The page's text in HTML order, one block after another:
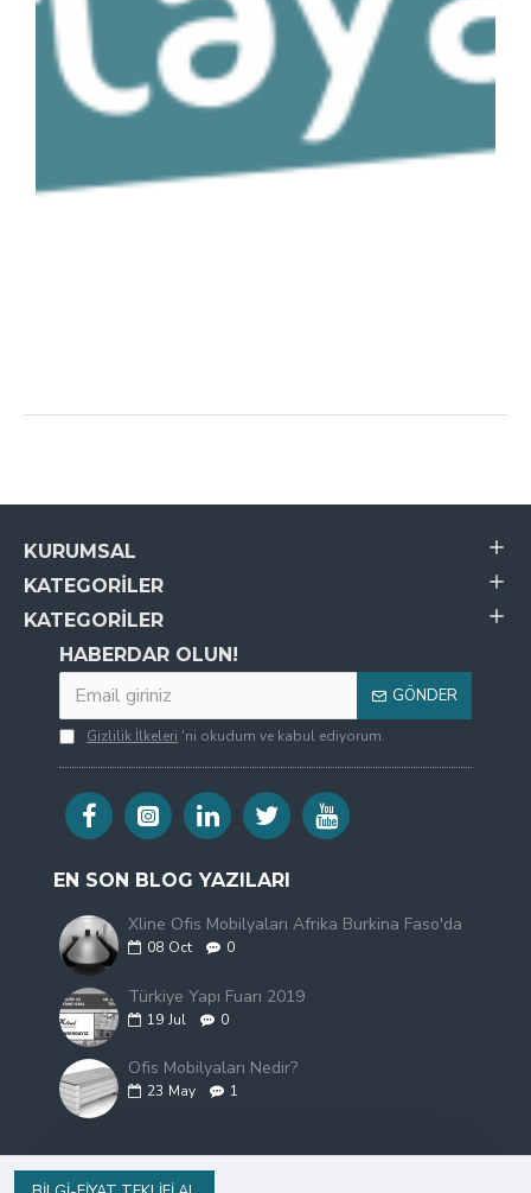
KURUMSAL
KATEGORILER
KATEGORILER
HABERDAR OLUN!
GÖNDER
Gizlilik İlkeleri 'ni okudum ve kabul ediyorum.
EN SON BLOG YAZILARI
Xline Ofis Mobilyaları Afrika Burkina Faso'da
08 Oct 0
Türkiye Yapı Fuarı 2019
19 Jul 0
Ofis Mobilyaları Nedir?
23 May 1